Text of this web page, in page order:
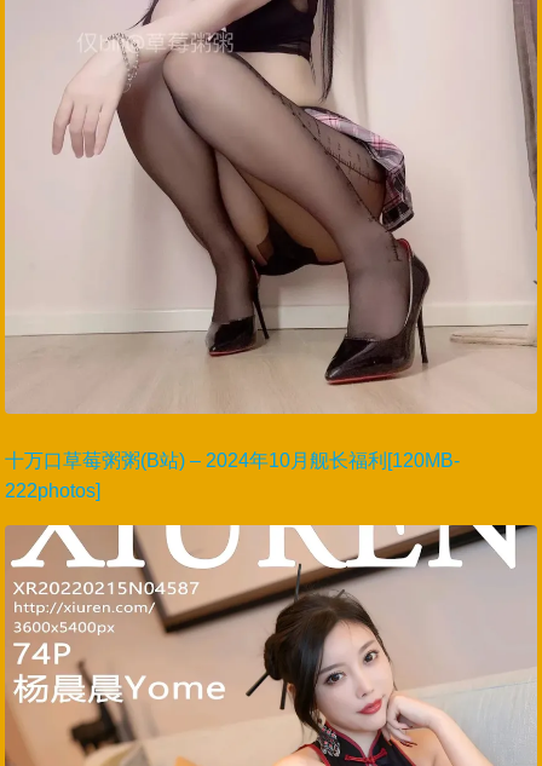
十万口草莓粥粥(B站) – 2024年10月舰长福利[120MB-
222photos]